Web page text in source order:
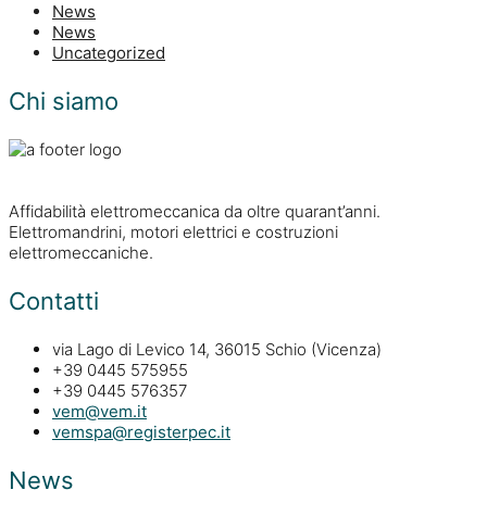
News
News
Uncategorized
Chi siamo
Affidabilità elettromeccanica da oltre quarant’anni.
Elettromandrini, motori elettrici e costruzioni
elettromeccaniche.
Contatti
via Lago di Levico 14, 36015 Schio (Vicenza)
+39 0445 575955
+39 0445 576357
vem@vem.it
vemspa@registerpec.it
News